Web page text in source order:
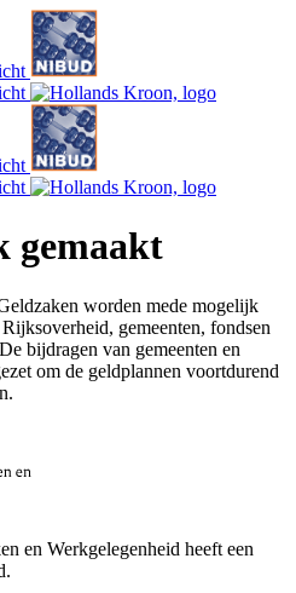
gemaakt
worden mede mogelijk
gemeenten, fondsen
bijdragen van gemeenten en
om de geldplannen voortdurend
en Werkgelegenheid heeft een